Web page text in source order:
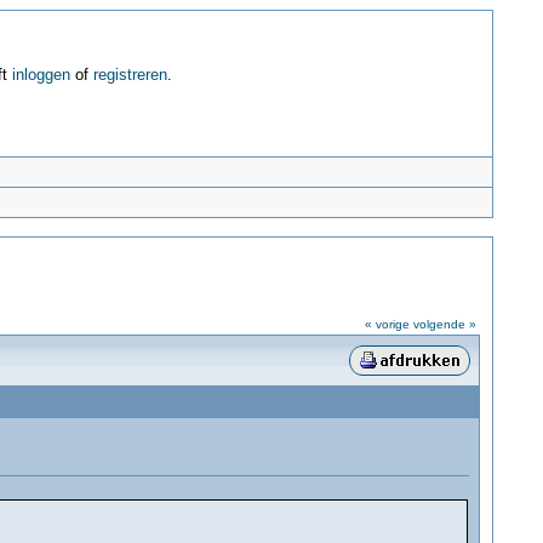
inloggenof registreren.
« vorige volgende »